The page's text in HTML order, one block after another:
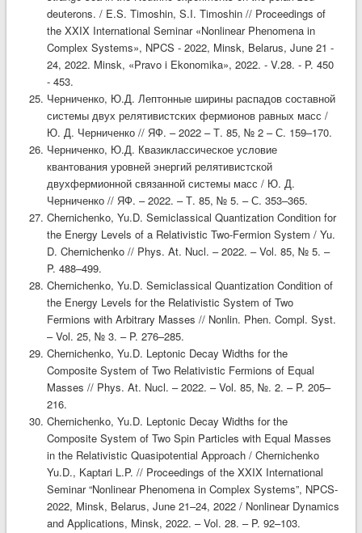
deuterons. / E.S. Timoshin, S.I. Timoshin // Proceedings of
the XXIX International Seminar «Nonlinear Phenomena in
Complex Systems», NPCS - 2022, Minsk, Belarus, June 21 -
24, 2022. Minsk, «Pravo i Ekonomika», 2022. - V.28. - P. 450
- 453.
Черниченко, Ю.Д. Лептонные ширины распадов составной
системы двух релятивистских фермионов равных масс /
Ю. Д. Черниченко // ЯФ. – 2022 – Т. 85, № 2 – С. 159–170.
Черниченко, Ю.Д. Квазиклассическое условие
квантования уровней энергий релятивистской
двухфермионной связанной системы масс / Ю. Д.
Черниченко // ЯФ. – 2022. – Т. 85, № 5. – С. 353–365.
Chernichenko, Yu.D. Semiclassical Quantization Condition for
the Energy Levels of a Relativistic Two-Fermion System / Yu.
D. Chernichenko // Phys. At. Nucl. – 2022. – Vol. 85, № 5. –
P. 488–499.
Chernichenko, Yu.D. Semiclassical Quantization Condition of
the Energy Levels for the Relativistic System of Two
Fermions with Arbitrary Masses // Nonlin. Phen. Compl. Syst.
– Vol. 25, № 3. – P. 276–285.
Chernichenko, Yu.D. Leptonic Decay Widths for the
Composite System of Two Relativistic Fermions of Equal
Masses // Phys. At. Nucl. – 2022. – Vol. 85, №. 2. – P. 205–
216.
Chernichenko, Yu.D. Leptonic Decay Widths for the
Composite System of Two Spin Particles with Equal Masses
in the Relativistic Quasipotential Approach / Chernichenko
Yu.D., Kaptari L.P. // Proceedings of the XXIX International
Seminar “Nonlinear Phenomena in Complex Systems”, NPCS-
2022, Minsk, Belarus, June 21–24, 2022 / Nonlinear Dynamics
and Applications, Minsk, 2022. – Vol. 28. – P. 92–103.